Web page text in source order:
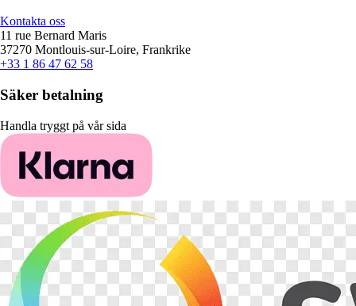
Kontakta oss
11 rue Bernard Maris
37270 Montlouis-sur-Loire, Frankrike
+33 1 86 47 62 58
Säker betalning
Handla tryggt på vår sida